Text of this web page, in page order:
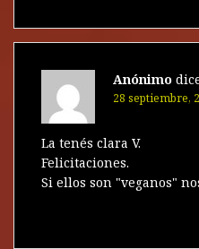
Anónimo
28 septiembre,
La tenés clara V.
Felicitaciones.
Si ellos son "veganos"